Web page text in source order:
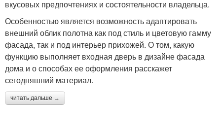
вкусовых предпочтениях и состоятельности владельца.
Особенностью является возможность адаптировать
внешний облик полотна как под стиль и цветовую гамму
фасада, так и под интерьер прихожей. О том, какую
функцию выполняет входная дверь в дизайне фасада
дома и о способах ее оформления расскажет
сегодняшний материал.
читать дальше →